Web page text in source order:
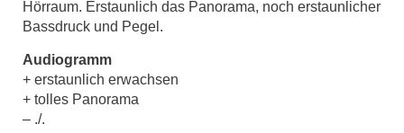
Hörraum. Erstaunlich das Panorama, noch erstaun­licher
Bassdruck und Pegel.
Audiogramm
+ erstaunlich erwachsen
+ tolles Panorama
– ./.